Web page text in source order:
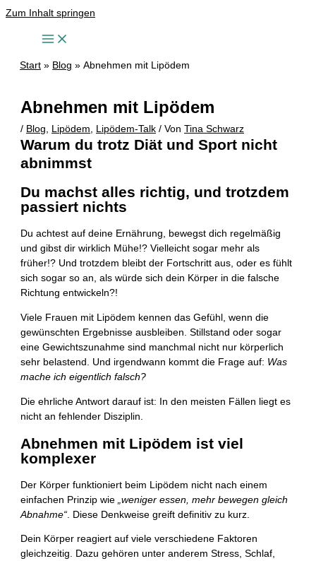
Zum Inhalt springen
Start Blog Abnehmen mit Lipödem
Abnehmen mit Lipödem
/ Blog, Lipödem, Lipödem-Talk / VonTina Schwarz
Warum du trotz Diät und Sport nicht
abnimmst
Du machst alles richtig, und trotzdem
passiert nichts
Du achtest auf deine Ernährung, bewegst dich regelmäßig
und gibst dir wirklich Mühe!? Vielleicht sogar mehr als
früher!? Und trotzdem bleibt der Fortschritt aus, oder es fühlt
sich sogar so an, als würde sich dein Körper in die falsche
Richtung entwickeln?!
Viele Frauen mit Lipödem kennen das Gefühl, wenn die
gewünschten Ergebnisse ausbleiben. Stillstand oder sogar
eine Gewichtszunahme sind manchmal nicht nur körperlich
sehr belastend. Und irgendwann kommt die Frage auf: Was
mache ich eigentlich falsch?
Die ehrliche Antwort darauf ist: In den meisten Fällen liegt es
nicht an fehlender Disziplin.
Abnehmen mit Lipödem ist viel
komplexer
Der Körper funktioniert beim Lipödem nicht nach einem
einfachen Prinzip wie „weniger essen, mehr bewegen gleich
Abnahme“ . Diese Denkweise greift definitiv zu kurz.
Dein Körper reagiert auf viele verschiedene Faktoren
gleichzeitig. Dazu gehören unter anderem Stress, Schlaf,